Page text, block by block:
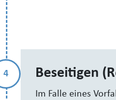
4 Beseitigen
Im Falle eines